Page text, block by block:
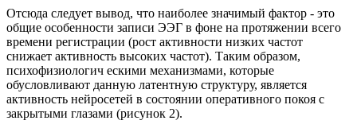
Отсюда следует вывод, что наиболее значимый фактор - это
общие особенности записи ЭЭГ в фоне на протяжении всего
времени регистрации (рост активности низких частот
снижает активность высоких частот). Таким образом,
психофизиологич ескими механизмами, которые
обусловливают данную латентную структуру, является
активность нейросетей в состоянии оперативного покоя с
закрытыми глазами (рисунок 2).